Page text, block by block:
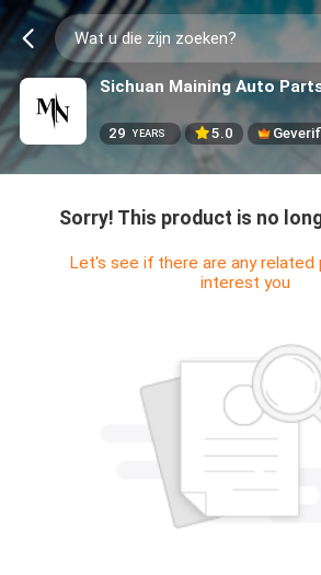
Sichuan Maining Auto
29 YEARS 5.0
Sorry! This product is no
Let's see if there are any
interest you